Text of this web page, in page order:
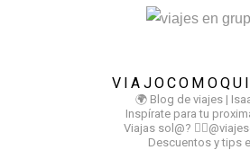
🌍 Blog de viajes |
Inspírate para tu
Viajas sol@?
Descuentos y tips